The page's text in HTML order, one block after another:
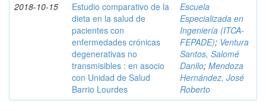
2018-10-15
Estudio comparativo de la
dieta en la salud de
pacientes con
enfermedades crónicas
degenerativas no
transmisibles : en asocio
con Unidad de Salud
Barrio Lourdes
Escuela
Especializada en
Ingeniería (ITCA-
FEPADE); Ventura
Santos, Salomé
Danilo; Mendoza
Hernández, José
Roberto